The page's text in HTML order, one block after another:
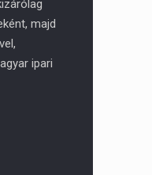
majd
ipari